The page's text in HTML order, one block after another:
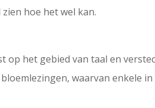
hoe het wel kan.
op het gebied van taal en
waarvan enkele